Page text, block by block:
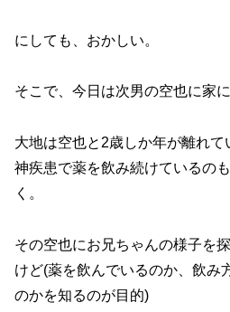
にしても、おかしい。
そこで、今日は次男の空也に家
大地は空也と2歳しか年が離れ
神疾患で薬を飲み続けているの
く。
その空也にお兄ちゃんの様子を
けど(薬を飲んでいるのか、飲み
のかを知るのが目的)